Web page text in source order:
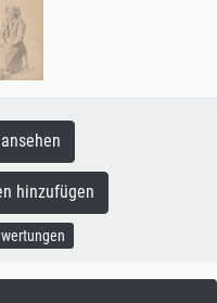
hinzufügen